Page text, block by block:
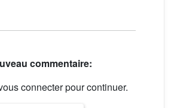
commentaire:
connecter pour continuer.